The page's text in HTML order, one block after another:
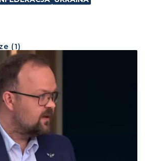
(1)